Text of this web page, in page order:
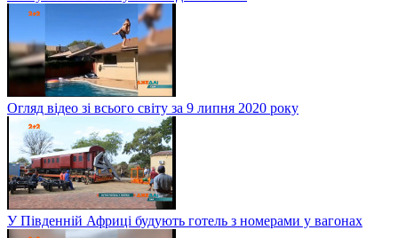
Огляд відео зі всього світу за 9 липня 2020 року
У Південній Африці будують готель з номерами у вагонах